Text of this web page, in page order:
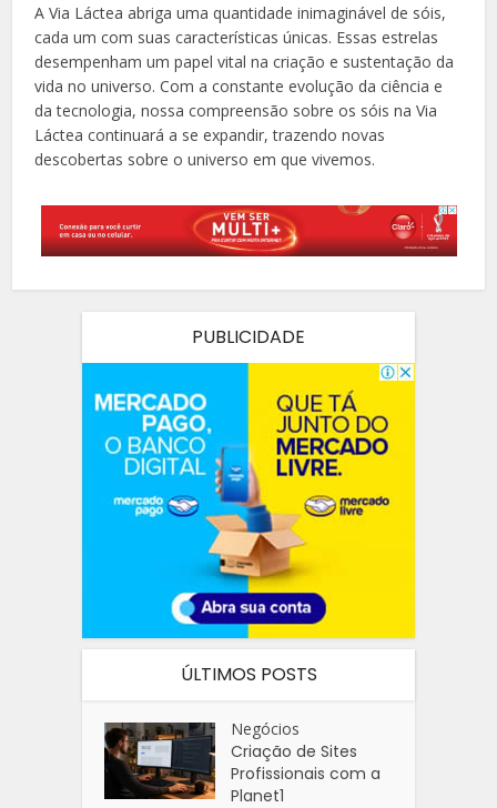
A Via Láctea abriga uma quantidade inimaginável de sóis,
cada um com suas características únicas. Essas estrelas
desempenham um papel vital na criação e sustentação da
vida no universo. Com a constante evolução da ciência e
da tecnologia, nossa compreensão sobre os sóis na Via
Láctea continuará a se expandir, trazendo novas
descobertas sobre o universo em que vivemos.
PUBLICIDADE
ÚLTIMOS POSTS
Negócios
Criação de Sites
Profissionais com a
Planet1